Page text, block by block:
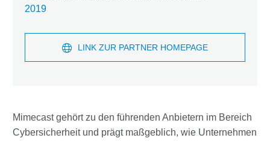
Mimecast gehört zu den führenden Anbietern im Bereich
Cybersicherheit und prägt maßgeblich, wie Unternehmen
2019
LINK ZUR PARTNER HOMEPAGE